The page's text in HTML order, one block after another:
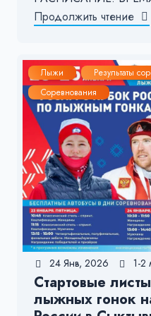
Продолжить чтение
Лыжи
Результаты
Соревнования
24 Янв, 2026 1-2
Стартовые
лыжных гонок